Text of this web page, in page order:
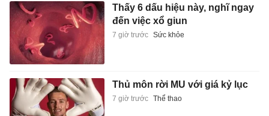
Thấy 6 dấu hiệu này, nghĩ ngay
đến việc xổ giun
7 giờ trước Sức khỏe
Thủ môn rời MU với giá kỷ lục
7 giờ trước Thể thao